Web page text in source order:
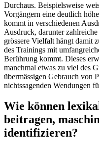
Durchaus. Beispielsweise
Vorgängern eine deutlich
kommt in verschiedenen
Ausdruck, darunter
grössere Vielfalt hängt damit
des Trainings mit
Berührung kommt. Dieses
manchmal etwas zu viel des
übermässigen Gebrauch von
nichtssagenden Wendungen
Wie können
beitragen,
identifizieren?